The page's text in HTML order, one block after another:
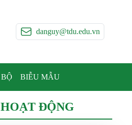
danguy@tdu.edu.vn
BIỄU MẪU
ĐỘNG